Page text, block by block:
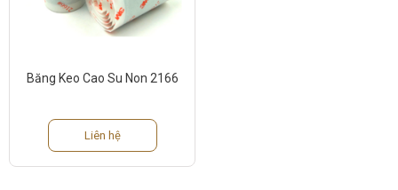
Băng Keo Cao Su Non 2166
Liên hệ